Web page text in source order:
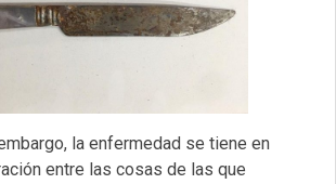
la enfermedad se tiene en
entre las cosas de las que